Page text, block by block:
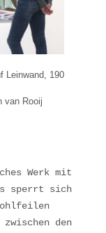
Leinwand, 190
van Rooij
Werk mit
sperrt sich
den